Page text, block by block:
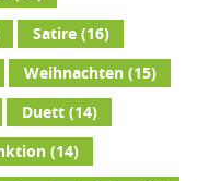
Satire(16)
Weihnachten(15)
Duett(14)
(14)